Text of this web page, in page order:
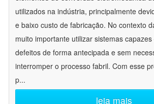
utilizados na indústria, principalmente
e baixo custo de fabricação. No contexto
muito importante utilizar sistemas
defeitos de forma antecipada e sem
interromper o processo fabril. Com esse
p...
leia mais